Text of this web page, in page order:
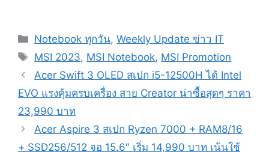
Categories
Notebook ทุกวัน,Weekly Update ข่าว IT
Tags
MSI 2023, MSI Notebook, MSI Promotion
Post
navigation
Acer Swift 3 OLED สเปก i5-12500H ได้ Intel
EVO แรงคุ้มครบเครื่อง สาย Creator น่าซื้อสุดๆ ราคา
23,990 บาท
Acer Aspire 3 สเปก Ryzen 7000 + RAM8/16
+ SSD256/512 จอ 15.6″ เริ่ม 14,990 บาท เน้นใช้